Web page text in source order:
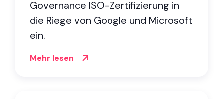
Governance ISO-Zertifizierung in
die Riege von Google und Microsoft
ein.
Mehr lesen